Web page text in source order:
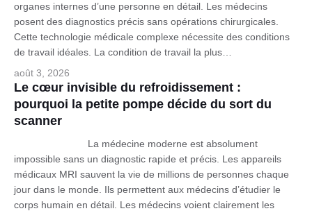
organes internes d’une personne en détail. Les médecins
posent des diagnostics précis sans opérations chirurgicales.
Cette technologie médicale complexe nécessite des conditions
de travail idéales. La condition de travail la plus…
août 3, 2026
Le cœur invisible du refroidissement :
pourquoi la petite pompe décide du sort du
scanner
La médecine moderne est absolument
impossible sans un diagnostic rapide et précis. Les appareils
médicaux MRI sauvent la vie de millions de personnes chaque
jour dans le monde. Ils permettent aux médecins d’étudier le
corps humain en détail. Les médecins voient clairement les